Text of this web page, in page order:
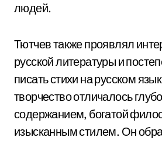
людей.
Тютчев также проявлял
русской литературы и
писать стихи на русском
творчество отличалось
содержанием, богатой
изысканным стилем. Он